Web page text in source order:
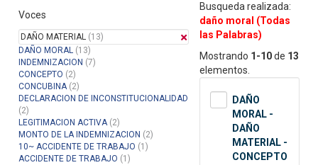
Voces
DAÑO MATERIAL (13)
DAÑO MORAL (13)
INDEMNIZACION (7)
CONCEPTO (2)
CONCUBINA(2)
DECLARACION DE INCONSTITUCIONALIDAD
(2)
LEGITIMACION ACTIVA(2)
MONTO DE LA INDEMNIZACION (2)
10~ ACCIDENTE DE TRABAJO (1)
ACCIDENTE DE TRABAJO (1)
Busqueda realizada:
daño moral (Todas
las Palabras)
Mostrando 1-10de 13
elementos.
DAÑO
MORAL -
DAÑO
MATERIAL -
CONCEPTO